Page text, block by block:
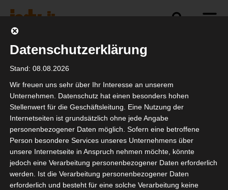
Selbstständigkeit
isdv – was ist jetzt zu
tun
Datenschutzerklärung
Stand: 08.08.2026
Wir freuen uns sehr über Ihr Interesse an unserem
Unternehmen. Datenschutz hat einen besonders hohen
Stellenwert für die Geschäftsleitung. Eine Nutzung der
Internetseiten ist grundsätzlich ohne jede Angabe
personenbezogener Daten möglich. Sofern eine betroffene
Person besondere Services unseres Unternehmens über
unsere Internetseite in Anspruch nehmen möchte, könnte
jedoch eine Verarbeitung personenbezogener Daten erforderlich
werden. Ist die Verarbeitung personenbezogener Daten
erforderlich und besteht für eine solche Verarbeitung keine